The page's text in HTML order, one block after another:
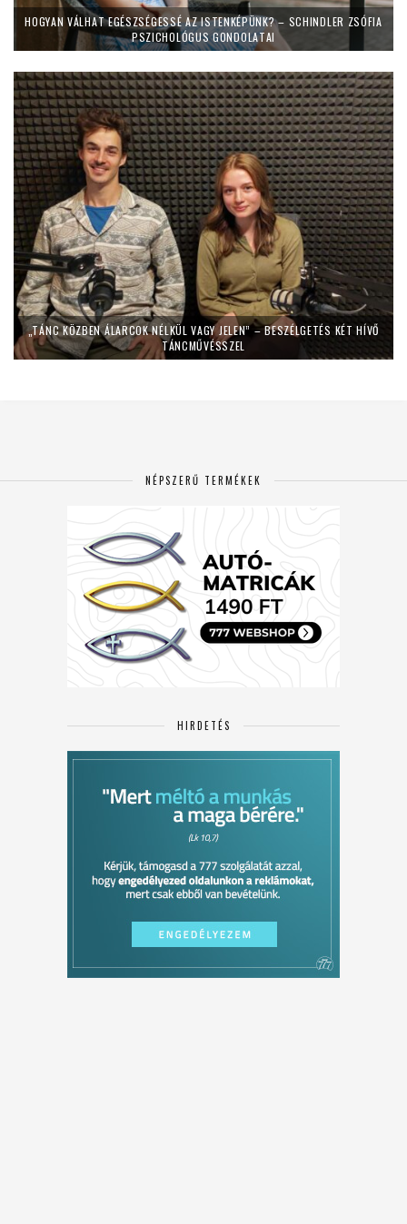
HOGYAN VÁLHAT EGÉSZSÉGESSÉ AZ ISTENKÉPÜNK? – SCHINDLER ZSÓFIA
PSZICHOLÓGUS GONDOLATAI
„TÁNC KÖZBEN ÁLARCOK NÉLKÜL VAGY JELEN” – BESZÉLGETÉS KÉT HÍVŐ
TÁNCMŰVÉSSZEL
NÉPSZERŰ TERMÉKEK
HIRDETÉS